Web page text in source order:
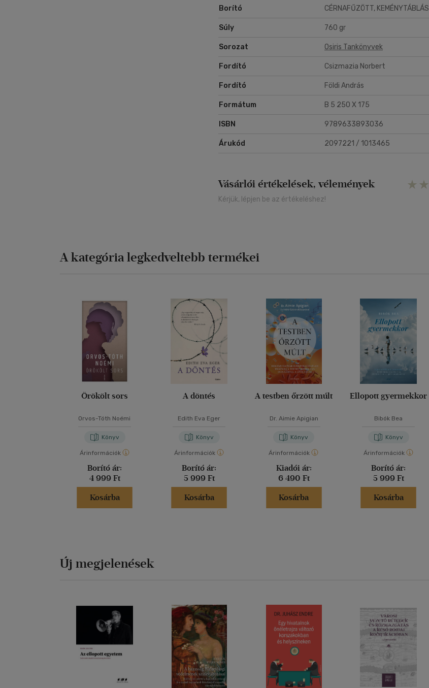
Borító CÉRNAFŰZÖTT, KEMÉNYTÁBLÁS
Súly 760 gr
Sorozat Osiris Tankönyvek
Fordító Csizmazia Norbert
Fordító Földi András
Formátum B 5 250 X 175
ISBN 9789633893036
Árukód 2097221 / 1013465
Vásárlói értékelések, vélemények
Kérjük, lépjen be az értékeléshez!
A kategória legkedveltebb termékei
Örökölt sors
Orvos-Tóth Noémi
Könyv
Árinformációk
Borító ár:
4 999 Ft
Kosárba
A döntés
Edith Eva Eger
Könyv
Árinformációk
Borító ár:
5 999 Ft
Kosárba
A testben őrzött múlt
Dr. Aimie Apigian
Könyv
Árinformációk
Kiadói ár:
6 490 Ft
Kosárba
Ellopott gyermekkor
Bibók Bea
Könyv
Árinformációk
Borító ár:
5 999 Ft
Kosárba
Új megjelenések